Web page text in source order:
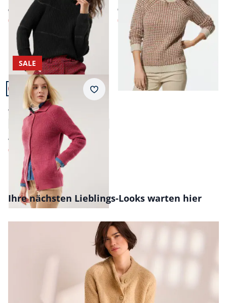
ab € 149,00
€ 59,99
€ 149,99
€ 59,99 (-60%)
Artikel 15 von 15.
SALE
Merino-Strickjacke
Waffelstruktur
4,7 (20)
€ 179,00
€ 39,99 (-78%)
Merkzettel
Seite 1 geladen. Zeige Produkte 1 bis 15 von 15.
Ihre nächsten Lieblings-Looks warten hier
Bildverlinkung